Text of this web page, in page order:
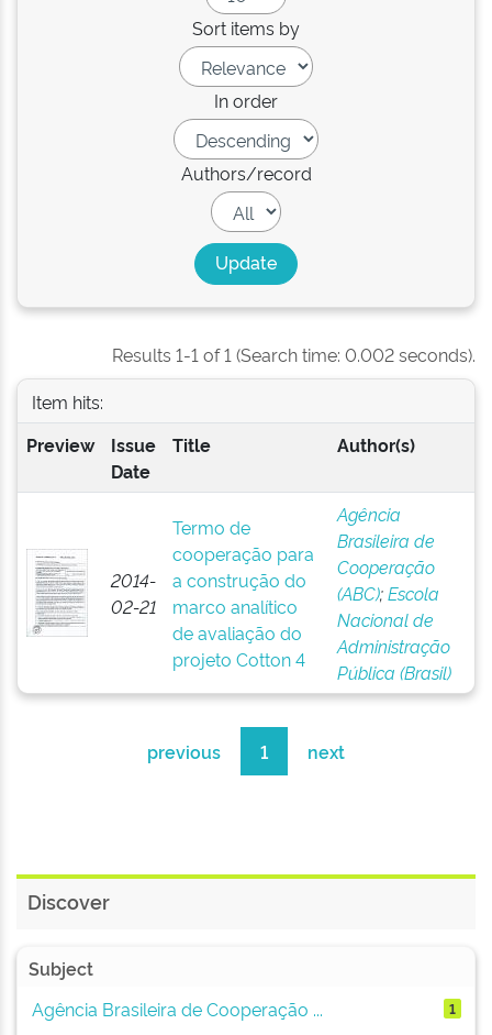
Sort items by
In order
Authors/record
Results 1-1 of 1 (Search time: 0.002 seconds).
Item hits:
Preview
Issue
Date
Title Author(s)
2014-
02-21
Termo de
cooperação para
a construção do
marco analítico
de avaliação do
projeto Cotton 4
Agência
Brasileira de
Cooperação
(ABC);Escola
Nacional de
Administração
Pública (Brasil)
previous 1 next
Discover
Subject
Agência Brasileira de Cooperação ...
1